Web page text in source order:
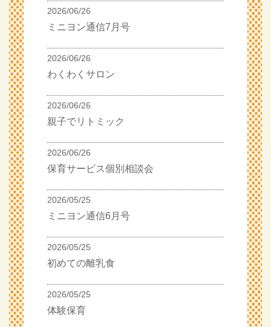
2026/06/26
ミニヨン通信7月号
2026/06/26
わくわくサロン
2026/06/26
親子でリトミック
2026/06/26
保育サービス個別相談会
2026/05/25
ミニヨン通信6月号
2026/05/25
初めての離乳食
2026/05/25
体験保育